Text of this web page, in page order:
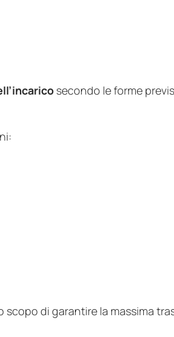
secondo le forme
scopo di garantire la massima